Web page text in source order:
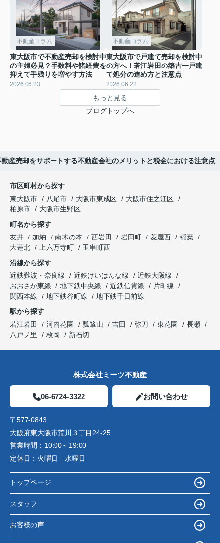
不動産コラム
東大阪市で不動産売却を検討中
の主婦必見？手数料や諸経費を
抑えて手残りを増やす方法
2026.06.23
不動産コラム
東大阪市で戸建て売却を検討中
の方へ！若江岩田の築古一戸建
て処分の進め方と注意点
2026.06.22
もっと見る
ブログトップへ
動産売却をサポートする不動産会社のメリットと税金における注意点
市区町村から探す
東大阪市
八尾市 大阪市東成区
大阪市住之江区
柏原市
大阪市生野区
町名から探す
友井
加納 南木の本 西岩田 岩田町 菱屋西
稲葉
大蓮北
上六万寺町
玉串町西
沿線から探す
近鉄難波・奈良線
近鉄けいはんな線
近鉄大阪線
おおさか東線
地下鉄中央線 近鉄信貴線
片町線
関西本線
地下鉄谷町線
地下鉄千日前線
駅から探す
若江岩田
河内花園 瓢箪山 吉田 弥刀 東花園
長瀬
八戸ノ里
枚岡 新石切
株式会社ミーツ不動産
06-6724-3322 お問い合わせ
〒577-0843
大阪府東大阪市荒川３丁目24-25
営業時間： 10:00～19:00
定休日： 火曜日 水曜日
トップページ
スタッフ
お客様の声